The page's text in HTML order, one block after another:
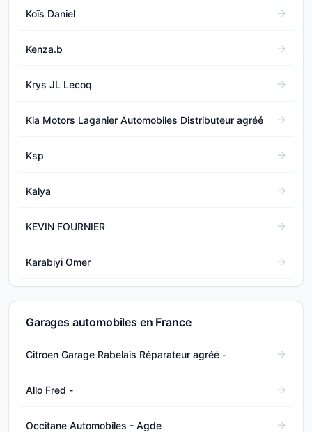
Koïs Daniel
Kenza.b
Krys JL Lecoq
Kia Motors Laganier Automobiles Distributeur agréé
Ksp
Kalya
KEVIN FOURNIER
Karabiyi Omer
Garages automobiles en France
Citroen Garage Rabelais Réparateur agréé -
Allo Fred -
Occitane Automobiles - Agde